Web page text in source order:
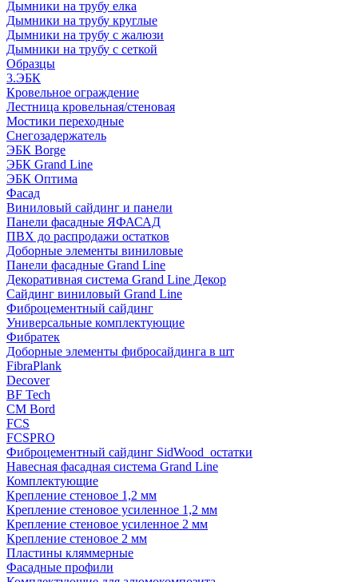
Дымники на трубу елка
Дымники на трубу круглые
Дымники на трубу с жалюзи
Дымники на трубу с сеткой
Образцы
3.ЭБК
Кровельное ограждение
Лестница кровельная/стеновая
Мостики переходные
Снегозадержатель
ЭБК Borge
ЭБК Grand Line
ЭБК Оптима
Фасад
Виниловый сайдинг и панели
Панели фасадные ЯФАСАД
ПВХ до распродажи остатков
Доборные элементы виниловые
Панели фасадные Grand Line
Декоративная система Grand Line Декор
Сайдинг виниловый Grand Line
Фиброцементный сайдинг
Универсальные комплектующие
Фибратек
Доборные элементы фибросайдинга в шт
FibraPlank
Decover
BF Tech
CM Bord
FCS
FCSPRO
Фиброцементный сайдинг SidWood_остатки
Навесная фасадная система Grand Line
Комплектующие
Крепление стеновое 1,2 мм
Крепление стеновое усиленное 1,2 мм
Крепление стеновое усиленное 2 мм
Крепление стеновое 2 мм
Пластины кляммерные
Фасадные профили